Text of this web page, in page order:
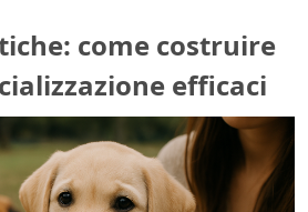
come costruire
efficaci